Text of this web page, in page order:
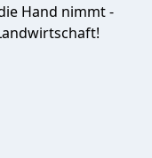
Hand nimmt -